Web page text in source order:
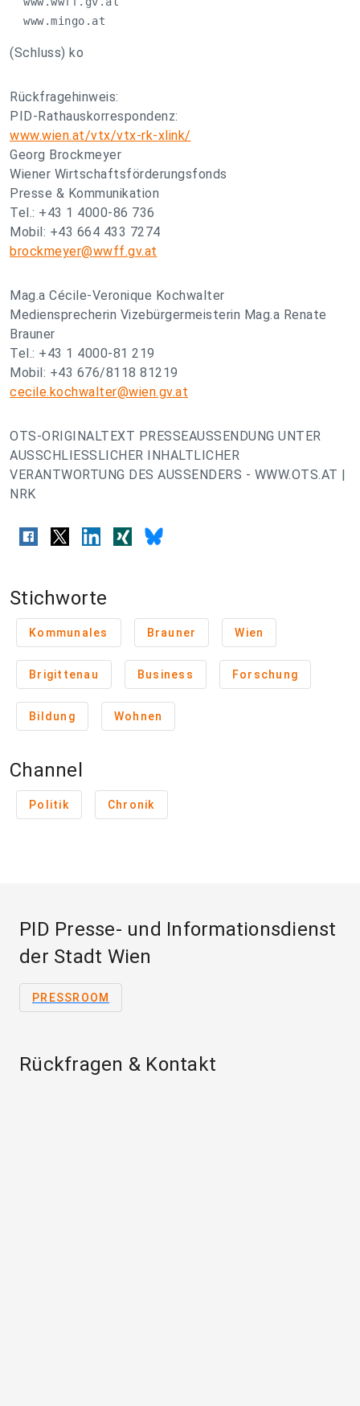
  www.mingo.at
(Schluss) ko
Rückfragehinweis:
PID-Rathauskorrespondenz:
www.wien.at/vtx/vtx-rk-xlink/
Georg Brockmeyer
Wiener Wirtschaftsförderungsfonds
Presse & Kommunikation
Tel.: +43 1 4000-86 736
Mobil: +43 664 433 7274
brockmeyer@wwff.gv.at
Mag.a Cécile-Veronique Kochwalter
Mediensprecherin Vizebürgermeisterin Mag.a Renate
Brauner
Tel.: +43 1 4000-81 219
Mobil: +43 676/8118 81219
cecile.kochwalter@wien.gv.at
OTS-ORIGINALTEXT PRESSEAUSSENDUNG UNTER
AUSSCHLIESSLICHER INHALTLICHER
VERANTWORTUNG DES AUSSENDERS - WWW.OTS.AT |
NRK
Stichworte
Kommunales Brauner Wien
Brigittenau Business Forschung
Bildung Wohnen
Channel
Politik Chronik
PID Presse- und Informationsdienst
der Stadt Wien
PRESSROOM
Rückfragen & Kontakt